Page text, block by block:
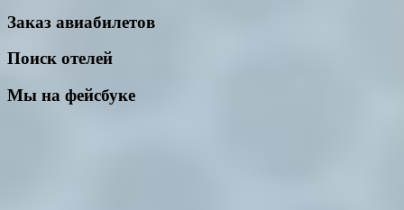
Заказ авиабилетов
Поиск отелей
Мы на фейсбуке